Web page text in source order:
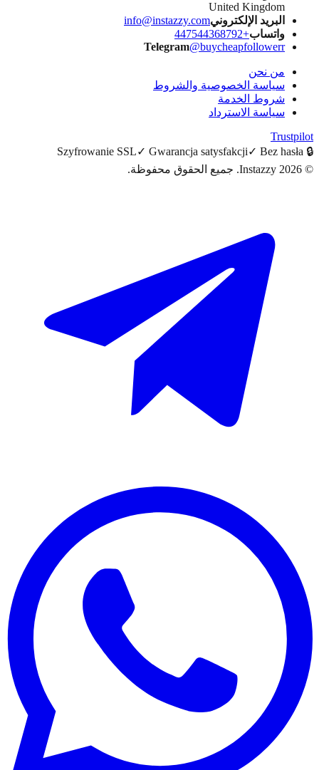
United Kingdom
البريد الإلكترونيinfo@instazzy.com
واتساب +447544368792
Telegram@buycheapfollowerr
من نحن
سياسة الخصوصية والشروط
شروط الخدمة
سياسة الاسترداد
Szyfrowanie SSL✓Gwarancja satysfakcji✓Bez
Instazzy
.جميع الحقوق محفوظة.